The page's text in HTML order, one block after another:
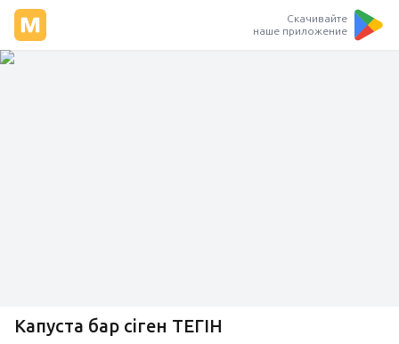
Скачивайте
наше приложение
Капуста бар үсіген ТЕГІН